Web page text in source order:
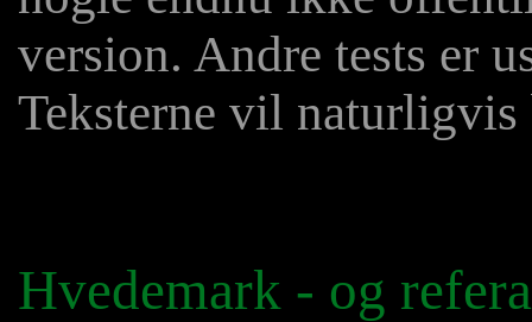
version. Andre tests er
Teksterne vil
Hvedemark - og